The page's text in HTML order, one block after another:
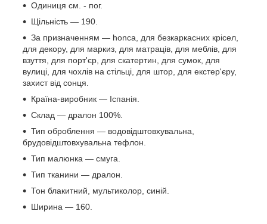
Одиниця см. - пог.
Щільність — 190.
За призначенням — honca, для безкаркасних крісел,
для декору, для маркиз, для матраців, для меблів, для
взуття, для порт'єр, для скатертин, для сумок, для
вулиці, для чохлів на стільці, для штор, для екстер'єру,
захист від сонця.
Країна-виробник — Іспанія.
Склад — дралон 100%.
Тип оброблення — водовідштовхувальна,
брудовідштовхувальна тефлон.
Тип малюнка — смуга.
Тип тканини — дралон.
Тон блакитний, мультиколор, синій.
Ширина — 160.